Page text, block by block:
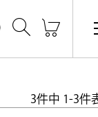
3件中 1-3件